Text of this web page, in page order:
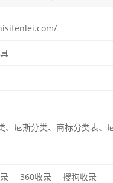
、尼斯分类、商标分类表、
类、商标分类表45类明细、
、商标分类45大类是哪些、
360收录 搜狗收录